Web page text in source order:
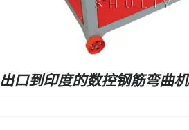
出口到印度的数控钢筋弯曲机